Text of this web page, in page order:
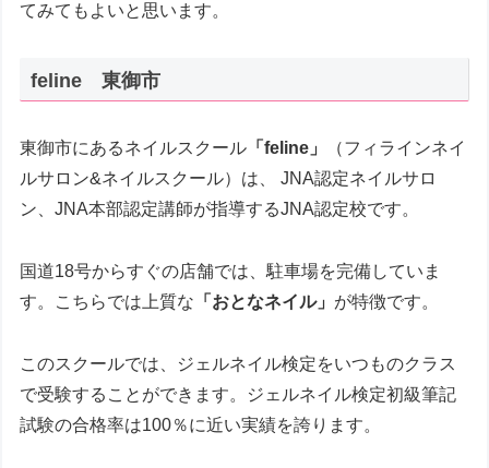
てみてもよいと思います。
feline 東御市
東御市にあるネイルスクール 「feline」
（フィラインネイ
ルサロン&ネイルスクール）は、 JNA認定ネイルサロ
ン、JNA本部認定講師が指導するJNA認定校です。
国道18号からすぐの店舗では、駐車場を完備していま
す。こちらでは上質な 「おとなネイル」 が特徴です。
このスクールでは、ジェルネイル検定をいつものクラス
で受験することができます。ジェルネイル検定初級筆記
試験の合格率は100％に近い実績を誇ります。